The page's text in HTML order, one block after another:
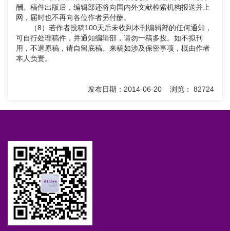
酬。稿件出版后，编辑部还将向国内外文献检索机构报送并上
网，届时也不再向各位作者另付酬。
（8）若作者投稿100天后未收到本刊编辑部的任何通知，
可自行处理稿件，并通知编辑部，请勿一稿多投。如不拟刊
用，不退原稿，请自留底稿。来稿如涉及保密事项，概由作者
本人负责。
发布日期：2014-06-20 浏览： 82724